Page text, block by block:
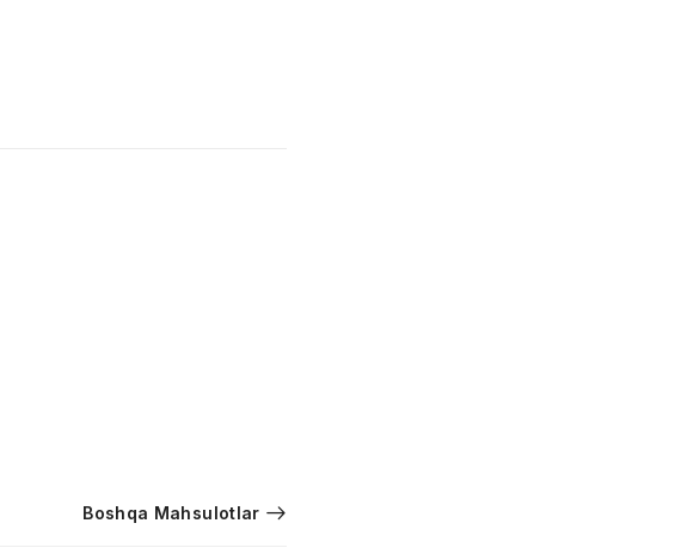
Boshqa Mahsulotlar